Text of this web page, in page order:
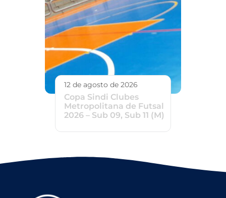
12 de agosto de 2026
Copa Sindi Clubes
Metropolitana de Futsal
2026 – Sub 09, Sub 11 (M)